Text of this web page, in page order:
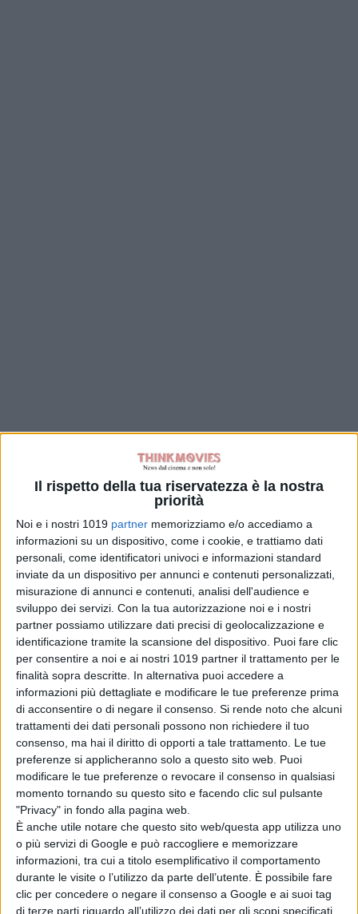
Il rispetto della tua riservatezza è la nostra
priorità
Noi e i nostri 1019 partner memorizziamo e/o accediamo a
informazioni su un dispositivo, come i cookie, e trattiamo dati
personali, come identificatori univoci e informazioni standard
inviate da un dispositivo per annunci e contenuti personalizzati,
misurazione di annunci e contenuti, analisi dell'audience e
sviluppo dei servizi. Con la tua autorizzazione noi e i nostri
partner possiamo utilizzare dati precisi di geolocalizzazione e
identificazione tramite la scansione del dispositivo. Puoi fare clic
per consentire a noi e ai nostri 1019 partner il trattamento per le
finalità sopra descritte. In alternativa puoi accedere a
informazioni più dettagliate e modificare le tue preferenze prima
di acconsentire o di negare il consenso. Si rende noto che alcuni
trattamenti dei dati personali possono non richiedere il tuo
consenso, ma hai il diritto di opporti a tale trattamento. Le tue
preferenze si applicheranno solo a questo sito web. Puoi
modificare le tue preferenze o revocare il consenso in qualsiasi
momento tornando su questo sito e facendo clic sul pulsante
"Privacy" in fondo alla pagina web.
È anche utile notare che questo sito web/questa app utilizza uno
o più servizi di Google e può raccogliere e memorizzare
informazioni, tra cui a titolo esemplificativo il comportamento
durante le visite o l’utilizzo da parte dell’utente. È possibile fare
clic per concedere o negare il consenso a Google e ai suoi tag
di terze parti riguardo all’utilizzo dei dati per gli scopi specificati